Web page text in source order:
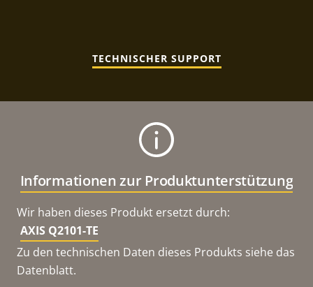
TECHNISCHER SUPPORT
Informationen zur Produktunterstützung
Wir haben dieses Produkt ersetzt durch:
AXIS Q2101-TE
Zu den technischen Daten dieses Produkts siehe das
Datenblatt.